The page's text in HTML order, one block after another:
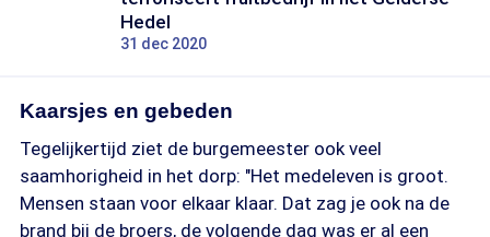
Hedel
31 dec 2020
Kaarsjes en gebeden
Tegelijkertijd ziet de burgemeester ook veel
saamhorigheid in het dorp: "Het medeleven is groot.
Mensen staan voor elkaar klaar. Dat zag je ook na de
brand bij de broers, de volgende dag was er al een